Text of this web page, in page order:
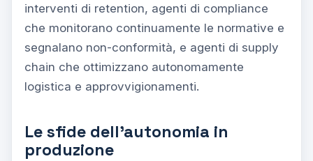
interventi di retention, agenti di compliance
che monitorano continuamente le normative e
segnalano non-conformità, e agenti di supply
chain che ottimizzano autonomamente
logistica e approvvigionamenti.
Le sfide dell'autonomia in
produzione